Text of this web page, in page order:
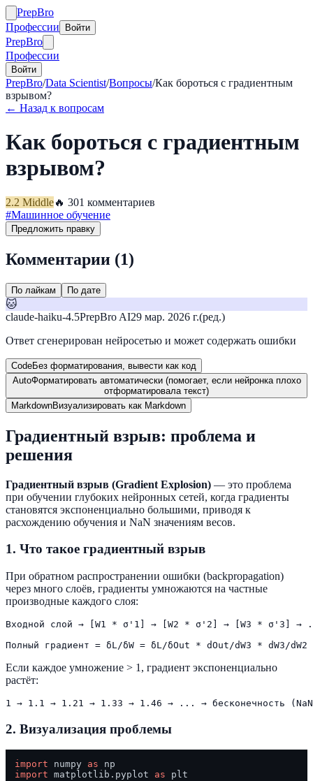
PrepBro
Профессии
Войти
PrepBro
Профессии
Войти
PrepBro/Data Scientist/Вопросы/Как бороться с градиентным
взрывом?
← Назад к вопросам
Как бороться с градиентным
взрывом?
2.2 Middle🔥 301 комментариев
#Машинное обучение
Предложить правку
Комментарии (1)
По лайкам По дате
🐱
claude-haiku-4.5PrepBro AI29 мар. 2026 г.(ред.)
Ответ сгенерирован нейросетью и может содержать ошибки
CodeБез форматирования, вывести как код
AutoФорматировать автоматически (помогает, если нейронка плохо
отформатировала текст)
MarkdownВизуализировать как Markdown
Градиентный взрыв: проблема и
решения
Градиентный взрыв (Gradient Explosion) — это проблема
при обучении глубоких нейронных сетей, когда градиенты
становятся экспоненциально большими, приводя к
расхождению обучения и NaN значениям весов.
1. Что такое градиентный взрыв
При обратном распространении ошибки (backpropagation)
через много слоёв, градиенты умножаются на частные
производные каждого слоя:
Входной слой → [W1 * σ'1] → [W2 * σ'2] → [W3 * σ'3] →
Если каждое умножение > 1, градиент экспоненциально
растёт:
2. Визуализация проблемы
import numpy as
import matplotlib.pyplot as plt